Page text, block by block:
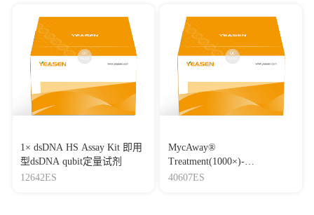
1× dsDNA HS Assay Kit 即用
型dsDNA qubit定量试剂
12642ES
MycAway®
Treatment(1000×)-
Mycoplasma Elimination
40607ES